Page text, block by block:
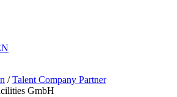
/Talent Company Partner
GmbH